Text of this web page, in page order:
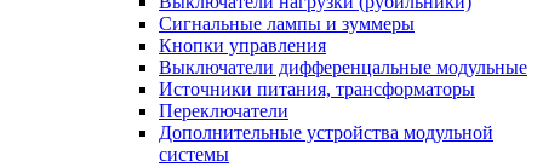
Сигнальные лампы и зуммеры
Кнопки управления
Выключатели дифференцальные модульные
Источники питания, трансформаторы
Переключатели
Дополнительные устройства модульной
системы